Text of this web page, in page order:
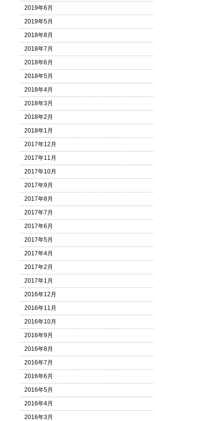
2019年6月
2019年5月
2018年8月
2018年7月
2018年6月
2018年5月
2018年4月
2018年3月
2018年2月
2018年1月
2017年12月
2017年11月
2017年10月
2017年9月
2017年8月
2017年7月
2017年6月
2017年5月
2017年4月
2017年2月
2017年1月
2016年12月
2016年11月
2016年10月
2016年9月
2016年8月
2016年7月
2016年6月
2016年5月
2016年4月
2016年3月